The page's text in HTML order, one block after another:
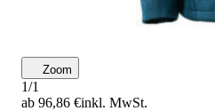
Zoom
1/1
ab 96,86 €inkl. MwSt.